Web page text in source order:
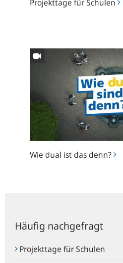
Projekttage für Schulen
Wie dual ist das denn?
Wie
denn?
Häufig nachgefragt
Projekttage für Schulen